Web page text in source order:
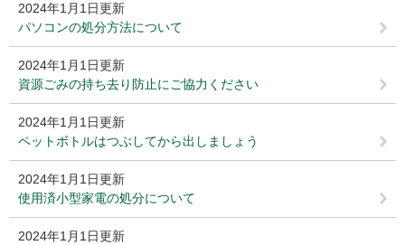
2024年1月1日更新
パソコンの処分方法について
2024年1月1日更新
資源ごみの持ち去り防止にご協力ください
2024年1月1日更新
ペットボトルはつぶしてから出しましょう
2024年1月1日更新
使用済小型家電の処分について
2024年1月1日更新